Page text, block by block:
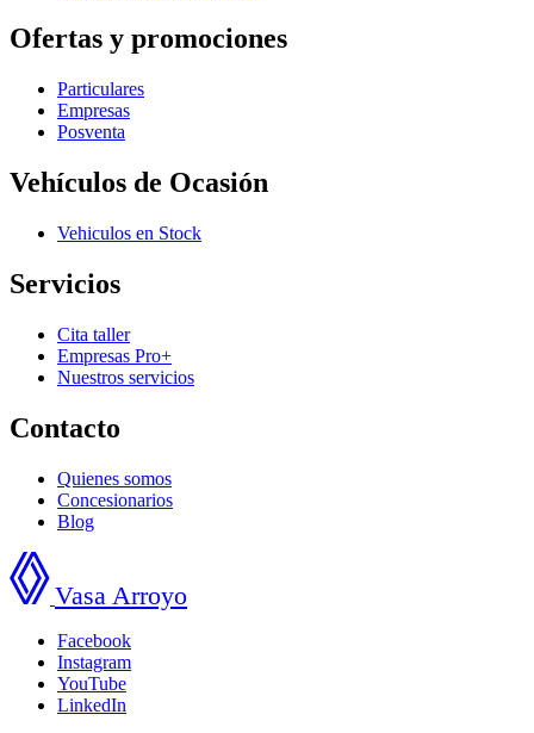
Ofertas y promociones
Particulares
Empresas
Posventa
Vehículos de Ocasión
Vehiculos en Stock
Servicios
Cita taller
Empresas Pro+
Nuestros servicios
Contacto
Quienes somos
Concesionarios
Blog
Vasa Arroyo
Facebook
Instagram
YouTube
LinkedIn